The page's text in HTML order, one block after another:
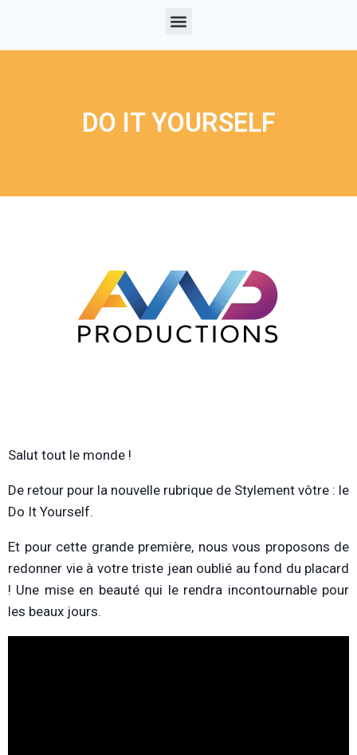
DO IT YOURSELF
Salut tout le monde !
De retour pour la nouvelle rubrique de Stylement vôtre : le
Do It Yourself.
Et pour cette grande première, nous vous proposons de
redonner vie à votre triste jean oublié au fond du placard
! Une mise en beauté qui le rendra incontournable pour
les beaux jours.